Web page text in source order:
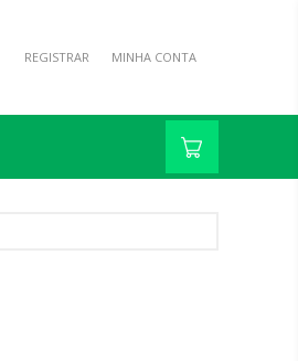
REGISTRAR MINHA CONTA